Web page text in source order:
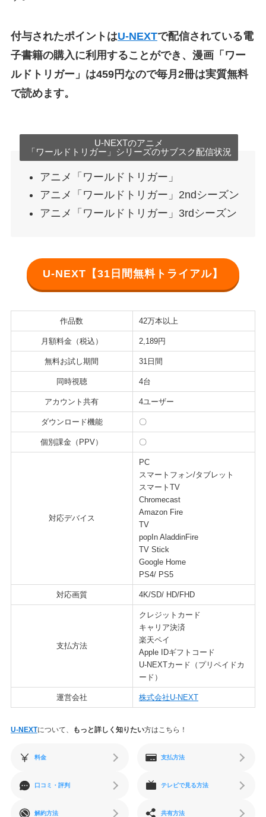
付与されたポイントはU-NEXTで配信されている電
子書籍の購入に利用することができ、漫画「ワー
ルドトリガー」は459円なので毎月2冊は実質無料
で読めます。
U-NEXTのアニメ
「ワールドトリガー」シリーズのサブスク配信状況
アニメ「ワールドトリガー」
アニメ「ワールドトリガー」2ndシーズン
アニメ「ワールドトリガー」3rdシーズン
U-NEXT【31日間無料トライアル】
作品数 42万本以上
月額料金（税込） 2,189円
無料お試し期間 31日間
同時視聴 4台
アカウント共有 4ユーザー
ダウンロード機能 〇
個別課金（PPV） 〇
対応デバイス
PC
スマートフォン/タブレット
スマートTV
Chromecast
Amazon Fire
TV
popIn AladdinFire
TV Stick
Google Home
PS4/ PS5
対応画質 4K/SD/ HD/FHD
支払方法
クレジットカード
キャリア決済
楽天ペイ
Apple IDギフトコード
U-NEXTカード（プリペイドカ
ード）
運営会社 株式会社U-NEXT
U-NEXTについて、 もっと詳しく知りたい方はこちら！
料金 支払方法
口コミ・評判 テレビで見る方法
解約方法 共有方法